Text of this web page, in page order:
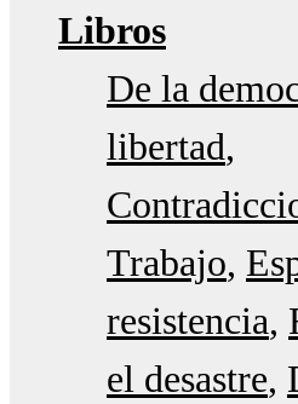
Libros
De la
libertad
Trabajo
resistencia
el desastre